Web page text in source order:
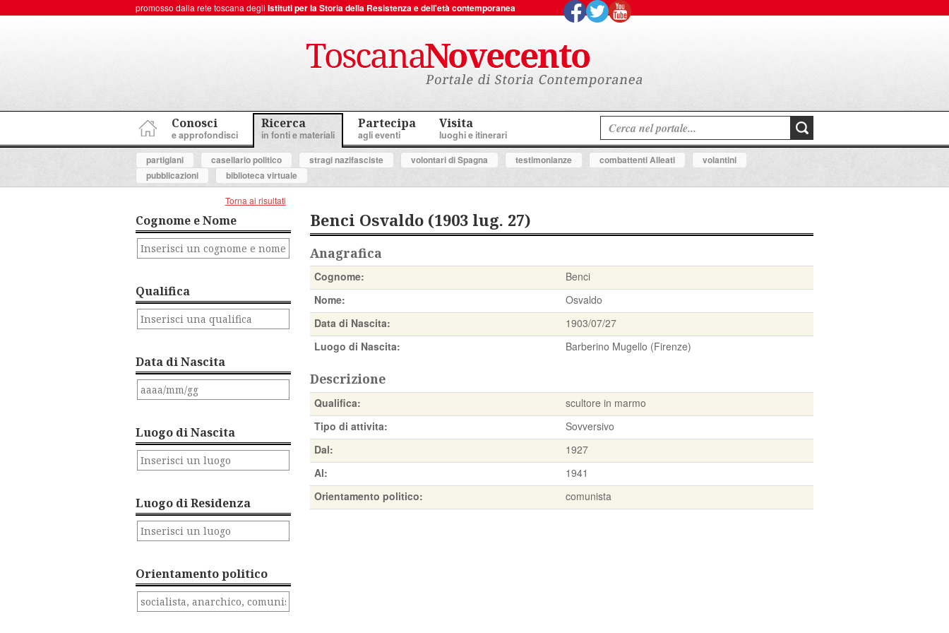
promosso dalla rete toscana degli Istituti per la Storia della Resistenza e dell'età contemporanea
Conosci
e approfondisci
Ricerca
in fonti e materiali
Partecipa
agli eventi
Visita
luoghi e itinerari
partigiani
casellario politico stragi nazifasciste volontari di Spagna testimonianze combattenti Alleati
volantini
pubblicazioni
biblioteca virtuale
Cognome e Nome
Qualifica
Data di Nascita
Luogo di Nascita
Luogo di Residenza
Orientamento politico
Torna ai risultati
Benci Osvaldo (1903 lug. 27)
Anagrafica
Cognome:
Benci
Nome:
Osvaldo
Data di Nascita:
1903/07/27
Luogo di Nascita:
Barberino Mugello (Firenze)
Descrizione
Qualifica:
scultore in marmo
Tipo di attivita:
Sovversivo
Dal:
1927
Al:
1941
Orientamento politico:
comunista